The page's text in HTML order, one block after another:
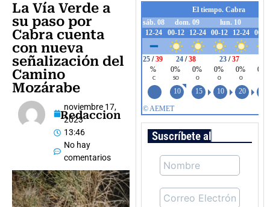
La Vía Verde a
su paso por
Cabra cuenta
con nueva
señalización del
Camino
Mozárabe
Redaccion
noviembre 17,
2023
13:46
No hay
comentarios
Suscríbete al boletín